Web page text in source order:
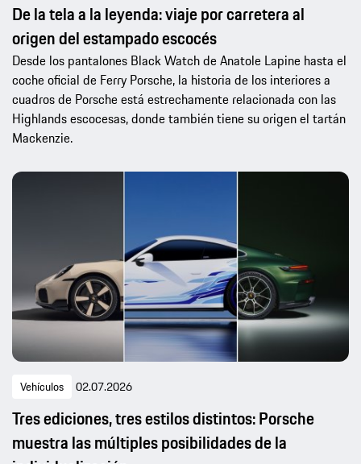
De la tela a la leyenda: viaje por carretera al
origen del estampado escocés
Desde los pantalones Black Watch de Anatole Lapine hasta el
coche oficial de Ferry Porsche, la historia de los interiores a
cuadros de Porsche está estrechamente relacionada con las
Highlands escocesas, donde también tiene su origen el tartán
Mackenzie.
Vehículos 02.07.2026
Tres ediciones, tres estilos distintos: Porsche
muestra las múltiples posibilidades de la